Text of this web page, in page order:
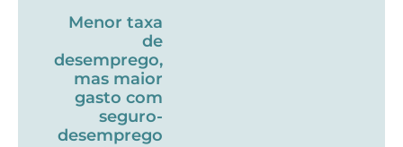
Menor taxa
de
desemprego,
mas maior
gasto com
seguro-
desemprego